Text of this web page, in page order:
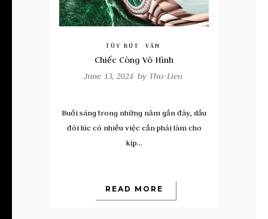
TÙY BÚT VĂN
Chiếc Còng Vô Hình
June 13, 2024 by Thu-Lieu
Buổi sáng trong những năm gần đây, dầu
đôi lúc có nhiều việc cần phải làm cho
kịp...
READ MORE